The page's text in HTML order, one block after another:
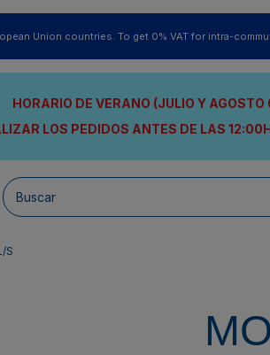
Union countries. To get 0% VAT for intra-
HORARIO DE VERANO (JULIO Y
LOS PEDIDOS ANTES DE LAS
S